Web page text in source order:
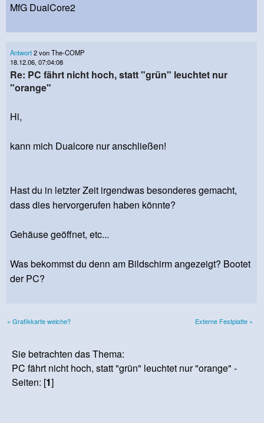
MfG DualCore2
Antwort2 von The-COMP
18.12.06, 07:04:08
Re: PC fährt nicht hoch, statt "grün" leuchtet nur
"orange"
Hi,
kann mich Dualcore nur anschließen!
Hast du in letzter Zeit irgendwas besonderes gemacht,
dass dies hervorgerufen haben könnte?
Gehäuse geöffnet, etc...
Was bekommst du denn am Bildschirm angezeigt? Bootet
der PC?
« Grafikkarte welche? Externe Festplatte »
Sie betrachten das Thema:
PC fährt nicht hoch, statt "grün" leuchtet nur "orange" -
Seiten: [1]